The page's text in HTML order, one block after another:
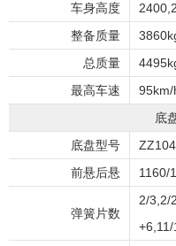
车身高度
整备质量
总质量
最高车速
95km/
底
底盘型号
前悬后悬
1160/
弹簧片数
2/3,2/